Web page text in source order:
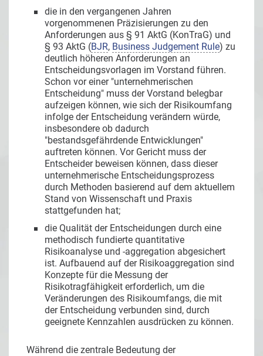
die in den vergangenen Jahren
vorgenommenen Präzisierungen zu den
Anforderungen aus § 91 AktG (KonTraG) und
§ 93 AktG (BJR, Business Judgement Rule) zu
deutlich höheren Anforderungen an
Entscheidungsvorlagen im Vorstand führen.
Schon vor einer "unternehmerischen
Entscheidung" muss der Vorstand belegbar
aufzeigen können, wie sich der Risikoumfang
infolge der Entscheidung verändern würde,
insbesondere ob dadurch
"bestandsgefährdende Entwicklungen"
auftreten können. Vor Gericht muss der
Entscheider beweisen können, dass dieser
unternehmerische Entscheidungsprozess
durch Methoden basierend auf dem aktuellem
Stand von Wissenschaft und Praxis
stattgefunden hat;
die Qualität der Entscheidungen durch eine
methodisch fundierte quantitative
Risikoanalyse und -aggregation abgesichert
ist. Aufbauend auf der Risikoaggregation sind
Konzepte für die Messung der
Risikotragfähigkeit erforderlich, um die
Veränderungen des Risikoumfangs, die mit
der Entscheidung verbunden sind, durch
geeignete Kennzahlen ausdrücken zu können.
Während die zentrale Bedeutung der